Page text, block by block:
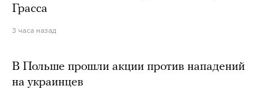
Грасса
3 часа назад
В Польше прошли акции против нападений
на украинцев